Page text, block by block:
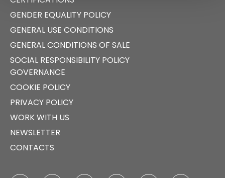
GENDER EQUALITY POLICY
GENERAL USE CONDITIONS
GENERAL CONDITIONS OF SALE
SOCIAL RESPONSIBILITY POLICY
GOVERNANCE
COOKIE POLICY
PRIVACY POLICY
WORK WITH US
NEWSLETTER
CONTACTS